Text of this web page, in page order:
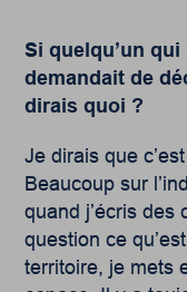
Si quelqu’un
demandait de
dirais quoi ?
Je dirais que
Beaucoup sur
quand j’écris des
question ce
territoire, je mets